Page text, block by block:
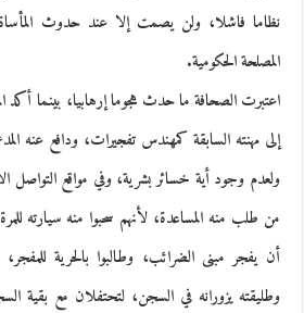
نظاما فاشلا، ولن يصمت إلا عند حدوث
المصلحة الحكومية.
اعتبرت الصحافة ما حدث هجوما إرهابيا، بينما أكد
إلى مهنته السابقة كمهندس تفجيرات، ودافع عنه
ولعدم وجود أية خسائر بشرية، وفي مواقع التواصل
من طلب منه المساعدة، لأنهم سحبوا منه سيارته
أن يفجر مبنى الضرائب، وطالبوا بالحرية
وطليقته يزورانه في السجن، لتحتفلان مع بقية